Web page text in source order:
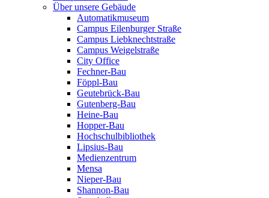
Über unsere Gebäude
Automatikmuseum
Campus Eilenburger Straße
Campus Liebknechtstraße
Campus Weigelstraße
City Office
Fechner-Bau
Föppl-Bau
Geutebrück-Bau
Gutenberg-Bau
Heine-Bau
Hopper-Bau
Hochschulbibliothek
Lipsius-Bau
Medienzentrum
Mensa
Nieper-Bau
Shannon-Bau